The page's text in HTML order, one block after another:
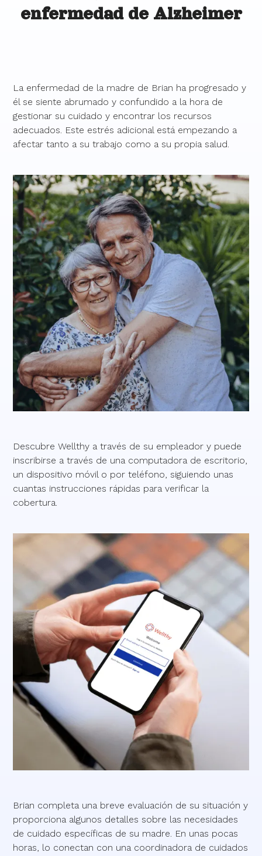
enfermedad de Alzheimer
La enfermedad de la madre de Brian ha progresado y
él se siente abrumado y confundido a la hora de
gestionar su cuidado y encontrar los recursos
adecuados. Este estrés adicional está empezando a
afectar tanto a su trabajo como a su propia salud.
Descubre Wellthy a través de su empleador y puede
inscribirse a través de una computadora de escritorio,
un dispositivo móvil o por teléfono, siguiendo unas
cuantas instrucciones rápidas para verificar la
cobertura.
Brian completa una breve evaluación de su situación y
proporciona algunos detalles sobre las necesidades
de cuidado específicas de su madre. En unas pocas
horas, lo conectan con una coordinadora de cuidados